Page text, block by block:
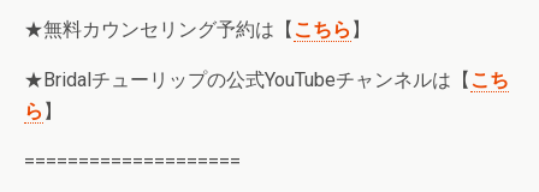
★無料カウンセリング予約は【こちら 】
★Bridalチューリップの公式YouTubeチャンネルは【こち
ら 】
====================